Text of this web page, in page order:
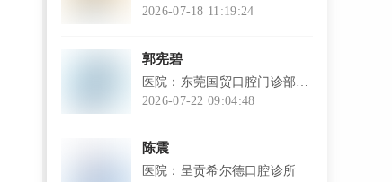
医院
2026-07-18 11:19:24
郭宪碧
医院：东莞国贸口腔门诊部
（东城院区）
2026-07-22 09:04:48
陈震
医院：呈贡希尔德口腔诊所